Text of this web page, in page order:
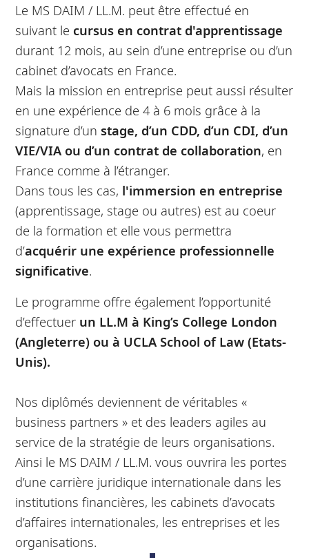
Le MS DAIM / LL.M. peut être effectué en
suivant le cursus en contrat d'apprentissage
durant 12 mois, au sein d’une entreprise ou d’un
cabinet d’avocats en France.
Mais la mission en entreprise peut aussi résulter
en une expérience de 4 à 6 mois grâce à la
signature d’unstage, d’un CDD, d’un CDI, d’un
VIE/VIA ou d’un contrat de collaboration, en
France comme à l’étranger.
Dans tous les cas, l'immersion en entreprise
(apprentissage, stage ou autres) est au coeur
de la formation et elle vous permettra
d’acquérir une expérience professionnelle
significative.
Le programme offre également l’opportunité
d’effectuer un LL.M à King’s College London
(Angleterre) ou à UCLA School of Law (Etats-
Unis).
Nos diplômés deviennent de véritables «
business partners » et des leaders agiles au
service de la stratégie de leurs organisations.
Ainsi le MS DAIM / LL.M. vous ouvrira les portes
d’une carrière juridique internationale dans les
institutions financières, les cabinets d’avocats
d’affaires internationales, les entreprises et les
organisations.